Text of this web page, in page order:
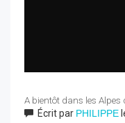
A bientôt dans les Alpes
Écrit par PHILIPPE